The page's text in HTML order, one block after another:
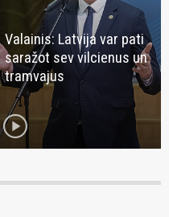
Valainis: Latvija var pati
saražot sev vilcienus un
tramvajus
play_circle